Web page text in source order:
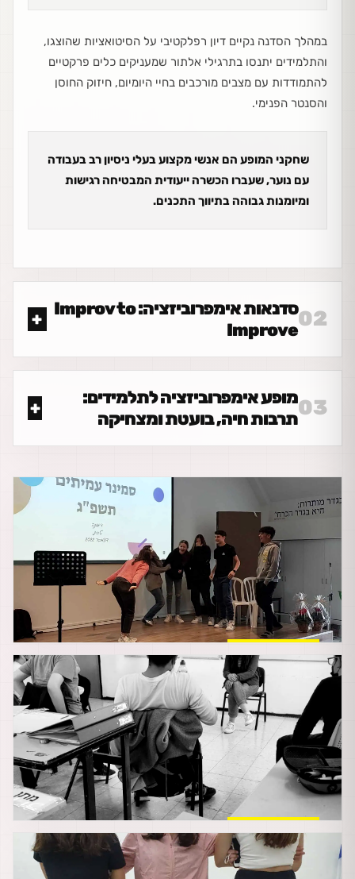
במהלך הסדנה נקיים דיון רפלקטיבי על הסיטואציות שהוצגו,
והתלמידים יתנסו בתרגילי אלתור שמעניקים כלים פרקטיים
להתמודדות עם מצבים מורכבים בחיי היומיום, חיזוק החוסן
והסנטר הפנימי.
שחקני המופע הם אנשי מקצוע בעלי ניסיון רב בעבודה
עם נוער, שעברו הכשרה ייעודית המבטיחה רגישות
ומיומנות גבוהה בתיווך התכנים.
02
סדנאות אימפרוביזציה: Improv to
Improve
03מופע אימפרוביזציה לתלמידים:
תרבות חיה, בועטת ומצחיקה